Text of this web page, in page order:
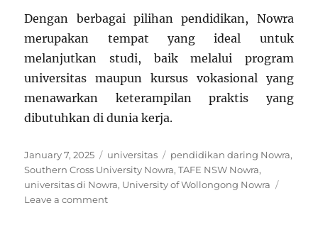
Dengan berbagai pilihan pendidikan, Nowra
merupakan tempat yang ideal untuk
melanjutkan studi, baik melalui program
universitas maupun kursus vokasional yang
menawarkan keterampilan praktis yang
dibutuhkan di dunia kerja.
Posted
on
January 7, 2025 Categories
universitas Tags
pendidikan daring Nowra,
Southern Cross University Nowra,TAFE NSW Nowra,
universitas di Nowra, University of Wollongong Nowra
Leave a commenton